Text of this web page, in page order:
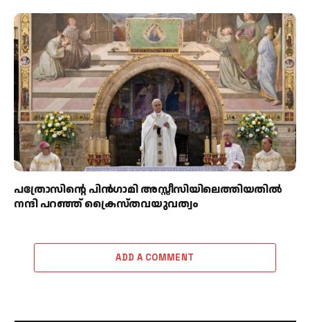
പത്രോസിന്റെ പിൻഗാമി അസ്സീസിയിലെത്തിയതിൽ
നന്ദി പറഞ്ഞ് ക്രൈസ്തവയുവത്വം
ADD A COMMENT